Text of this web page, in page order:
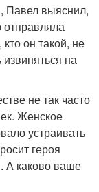
Павел выяснил,
отправляла
он такой, не
на
не так часто
Женское
устраивать
героя
А каково ваше